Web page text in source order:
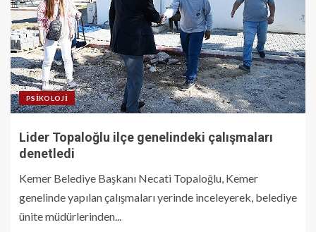
PSIKOLOJI
Lider Topaloğlu ilçe genelindeki çalışmaları
denetledi
Kemer Belediye Başkanı Necati Topaloğlu, Kemer
genelinde yapılan çalışmaları yerinde inceleyerek, belediye
ünite müdürlerinden...